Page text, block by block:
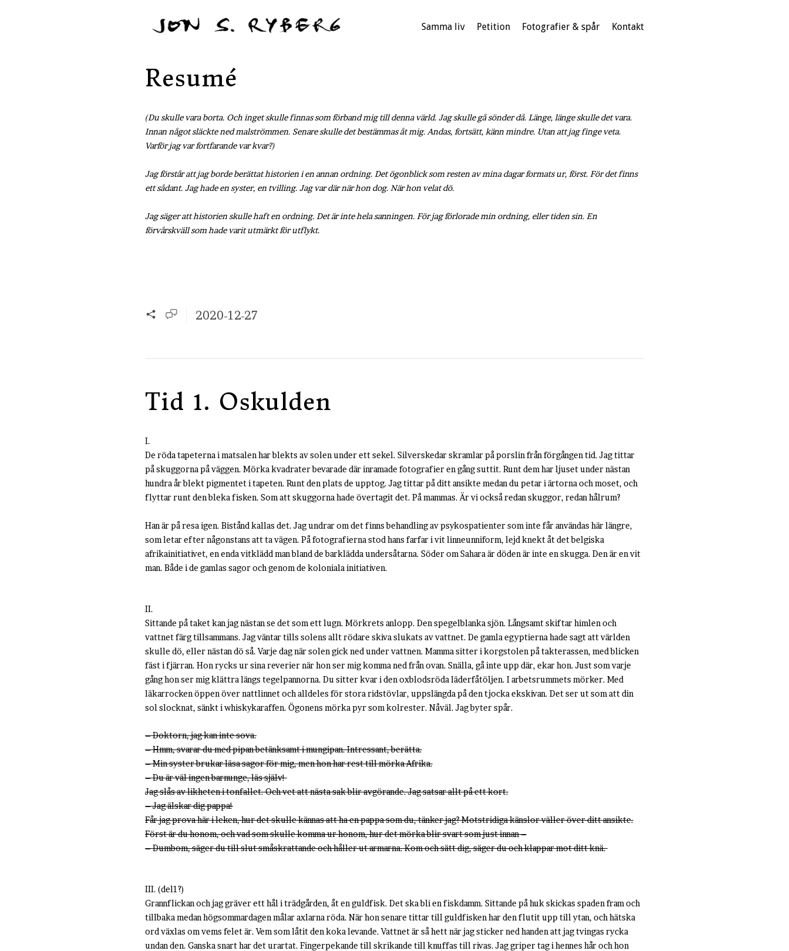
Samma liv Petition Fotografier & spår Kontakt
Resumé
(Du skulle vara borta. Och inget skulle finnas som förband mig till denna värld. Jag skulle gå sönder då. Länge, länge skulle det vara.
Innan något släckte ned malströmmen. Senare skulle det bestämmas åt mig. Andas, fortsätt, känn mindre. Utan att jag finge veta.
Varför jag var fortfarande var kvar?)
Jag förstår att jag borde berättat historien i en annan ordning. Det ögonblick som resten av mina dagar formats ur, först. För det finns
ett sådant. Jag hade en syster, en tvilling. Jag var där när hon dog. När hon velat dö.
Jag säger att historien skulle haft en ordning. Det är inte hela sanningen. För jag förlorade min ordning, eller tiden sin. En
förvårskväll som hade varit utmärkt för utflykt.
2020-12-27
Tid 1. Oskulden
I.
De röda tapeterna i matsalen har blekts av solen under ett sekel. Silverskedar skramlar på porslin från förgången tid. Jag tittar
på skuggorna på väggen. Mörka kvadrater bevarade där inramade fotografier en gång suttit. Runt dem har ljuset under nästan
hundra år blekt pigmentet i tapeten. Runt den plats de upptog. Jag tittar på ditt ansikte medan du petar i ärtorna och moset, och
flyttar runt den bleka fisken. Som att skuggorna hade övertagit det. På mammas. Är vi också redan skuggor, redan hålrum?
Han är på resa igen. Bistånd kallas det. Jag undrar om det finns behandling av psykospatienter som inte får användas här längre,
som letar efter någonstans att ta vägen. På fotografierna stod hans farfar i vit linneunniform, lejd knekt åt det belgiska
afrikainitiativet, en enda vitklädd man bland de barklädda undersåtarna. Söder om Sahara är döden är inte en skugga. Den är en vit
man. Både i de gamlas sagor och genom de koloniala initiativen.
II.
Sittande på taket kan jag nästan se det som ett lugn. Mörkrets anlopp. Den spegelblanka sjön. Långsamt skiftar himlen och
vattnet färg tillsammans. Jag väntar tills solens allt rödare skiva slukats av vattnet. De gamla egyptierna hade sagt att världen
skulle dö, eller nästan dö så. Varje dag när solen gick ned under vattnen. Mamma sitter i korgstolen på takterassen, med blicken
fäst i fjärran. Hon rycks ur sina reverier när hon ser mig komma ned från ovan. Snälla, gå inte upp där, ekar hon. Just som varje
gång hon ser mig klättra längs tegelpannorna. Du sitter kvar i den oxblodsröda läderfåtöljen. I arbetsrummets mörker. Med
läkarrocken öppen över nattlinnet och alldeles för stora ridstövlar, uppslängda på den tjocka ekskivan. Det ser ut som att din
sol slocknat, sänkt i whiskykaraffen. Ögonens mörka pyr som kolrester. Nåväl. Jag byter spår.
– Doktorn, jag kan inte sova.
– Hmm, svarar du med pipan betänksamt i mungipan. Intressant, berätta.
– Min syster brukar läsa sagor för mig, men hon har rest till mörka Afrika.
– Du är väl ingen barnunge, läs själv!
Jag slås av likheten i tonfallet. Och vet att nästa sak blir avgörande. Jag satsar allt på ett kort.
– Jag älskar dig pappa!
Får jag prova här i leken, hur det skulle kännas att ha en pappa som du, tänker jag? Motstridiga känslor väller över ditt ansikte.
Först är du honom, och vad som skulle komma ur honom, hur det mörka blir svart som just innan –
– Dumbom, säger du till slut småskrattande och håller ut armarna. Kom och sätt dig, säger du och klappar mot ditt knä.
III. (del1?)
Grannflickan och jag gräver ett hål i trädgården, åt en guldfisk. Det ska bli en fiskdamm. Sittande på huk skickas spaden fram och
tillbaka medan högsommardagen målar axlarna röda. När hon senare tittar till guldfisken har den flutit upp till ytan, och hätska
ord växlas om vems felet är. Vem som låtit den koka levande. Vattnet är så hett när jag sticker ned handen att jag tvingas rycka
undan den. Ganska snart har det urartat. Fingerpekande till skrikande till knuffas till rivas. Jag griper tag i hennes hår och hon